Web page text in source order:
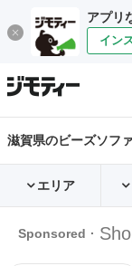
アプリ
イン
滋賀県のビーズソフ
エリア